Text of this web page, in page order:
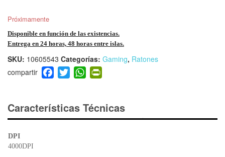
Próximamente
Disponible en función de las existencias.
Entrega en 24 horas, 48 horas entre islas.
SKU: 10605543 Categorías: Gaming, Ratones
F
a
e
b
T
wi
er
W
h
s
A
ri
e
Características Técnicas
DPI
4000DPI